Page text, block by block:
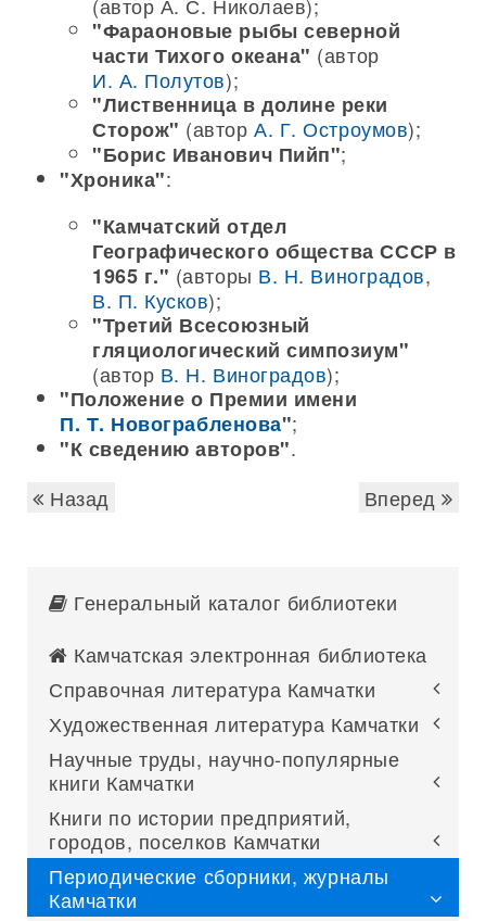
"Фараоновые рыбы северной
части Тихого океана" (автор
И. А. Полутов);
"Лиственница в долине реки
Сторож" (авторА. Г. Остроумов);
"Борис Иванович Пийп";
"Хроника":
"Камчатский отдел
Географического общества СССР в
1965 г." (авторы В. Н. Виноградов,
В. П. Кусков);
"Третий Всесоюзный
гляциологический симпозиум"
(автор В. Н. Виноградов);
"Положение о Премии имени
П. Т. Новограбленова";
"К сведению авторов".
Назад
Вперед
Генеральный каталог библиотеки
Камчатская электронная библиотека
Справочная литература Камчатки
Художественная литература Камчатки
Научные труды, научно-популярные
книги Камчатки
Книги по истории предприятий,
городов, поселков Камчатки
Периодические сборники, журналы
Камчатки